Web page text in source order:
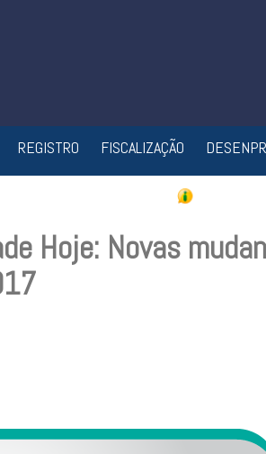
REGISTRO FISCALIZAÇÃO
Hoje: Novas